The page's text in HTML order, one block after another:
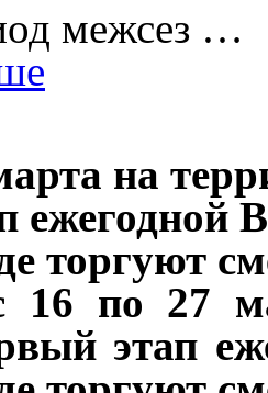
межсез …
на
ежегодной
торгуют
16 по 27
этап